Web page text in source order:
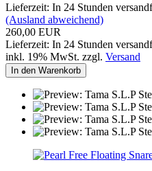
Lieferzeit: In 24 Stunden
(Ausland abweichend)
260,00 EUR
Lieferzeit: In 24 Stunden
inkl. 19% MwSt. zzgl. Versand
In den Warenkorb